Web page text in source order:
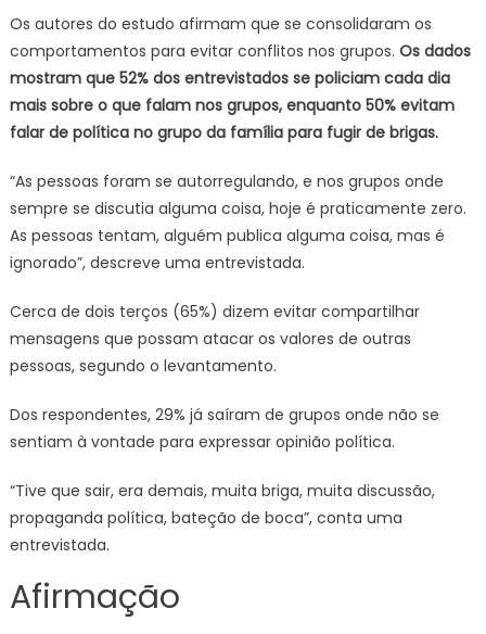
Os autores do estudo afirmam que se consolidaram os
comportamentos para evitar conflitos nos grupos. Os dados
mostram que 52% dos entrevistados se policiam cada dia
mais sobre o que falam nos grupos, enquanto 50% evitam
falar de política no grupo da família para fugir de brigas.
“As pessoas foram se autorregulando, e nos grupos onde
sempre se discutia alguma coisa, hoje é praticamente zero.
As pessoas tentam, alguém publica alguma coisa, mas é
ignorado”, descreve uma entrevistada.
Cerca de dois terços (65%) dizem evitar compartilhar
mensagens que possam atacar os valores de outras
pessoas, segundo o levantamento.
Dos respondentes, 29% já saíram de grupos onde não se
sentiam à vontade para expressar opinião política.
“Tive que sair, era demais, muita briga, muita discussão,
propaganda política, bateção de boca”, conta uma
entrevistada.
Afirmação